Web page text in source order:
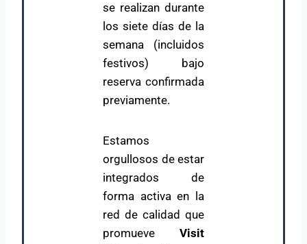
se realizan durante
los siete días de la
semana (incluidos
festivos) bajo
reserva confirmada
previamente.
Estamos
orgullosos de estar
integrados de
forma activa en la
red de calidad que
promueve Visit